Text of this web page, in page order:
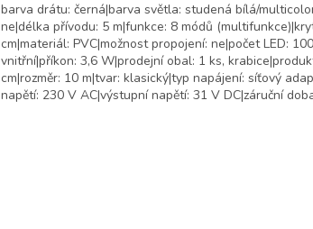
barva drátu: černá|barva světla: studená bílá/
ne|délka přívodu: 5 m|funkce: 8 módů
cm|materiál: PVC|možnost propojení: ne|počet LED:
vnitřní|příkon: 3,6 W|prodejní obal: 1 ks,
cm|rozměr: 10 m|tvar: klasický|typ napájení: síťový
napětí: 230 V AC|výstupní napětí: 31 V DC|záruční